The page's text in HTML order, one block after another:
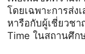
โดยเฉพาะการส่ง
หารือกับผู้เชี่ยวช
Time ในสถานศึก